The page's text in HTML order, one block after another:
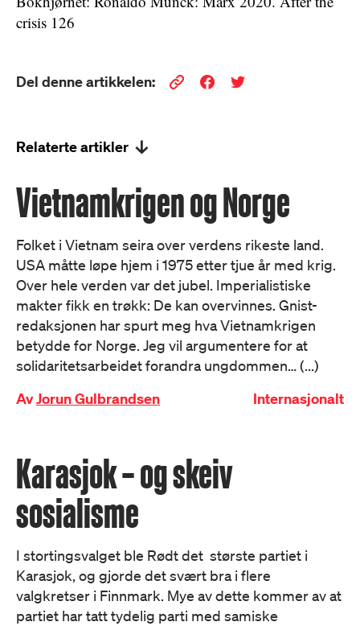
crisis 126
Del denne artikkelen:
Relaterte artikler
Vietnamkrigen og Norge
Folket i Vietnam seira over verdens rikeste land.
USA måtte løpe hjem i 1975 etter tjue år med krig.
Over hele verden var det jubel. Imperialistiske
makter fikk en trøkk: De kan overvinnes. Gnist-
redaksjonen har spurt meg hva Vietnamkrigen
betydde for Norge. Jeg vil argumentere for at
solidaritetsarbeidet forandra ungdommen… (...)
AvJorun Gulbrandsen Internasjonalt
Karasjok – og skeiv
sosialisme
I stortingsvalget ble Rødt det største partiet i
Karasjok, og gjorde det svært bra i flere
valgkretser i Finnmark. Mye av dette kommer av at
partiet har tatt tydelig parti med samiske